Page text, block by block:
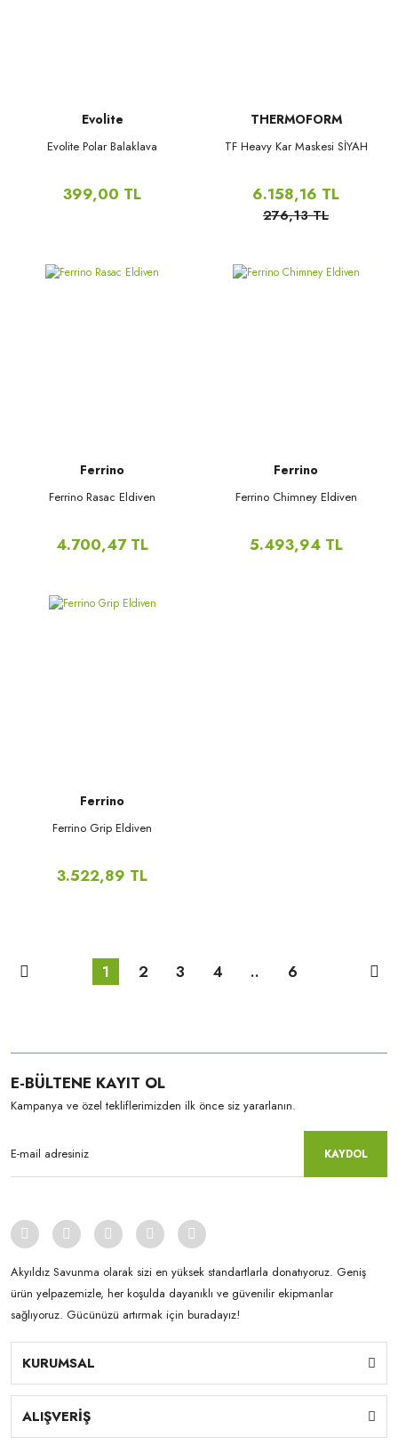
Evolite
Evolite Polar Balaklava
399,00 TL
THERMOFORM
TF Heavy Kar Maskesi SİYAH
6.158,16 TL
276,13 TL
Ferrino
Ferrino Rasac Eldiven
4.700,47 TL
Ferrino
Ferrino Chimney Eldiven
5.493,94 TL
Ferrino
Ferrino Grip Eldiven
3.522,89 TL
1 2 3 4 .. 6
E-BÜLTENE KAYIT OL
Kampanya ve özel tekliflerimizden ilk önce siz yararlanın.
KAYDOL
Akyıldız Savunma olarak sizi en yüksek standartlarla donatıyoruz. Geniş
ürün yelpazemizle, her koşulda dayanıklı ve güvenilir ekipmanlar
sağlıyoruz. Gücünüzü artırmak için buradayız!
KURUMSAL
ALIŞVERİŞ